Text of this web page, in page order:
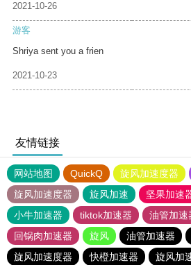
2021-10-26
游客
Shriya sent you a frien
2021-10-23
友情链接
网站地图 QuickQ 旋风加速度器
旋风加速度器
旋风加速 坚果加速
小牛加速器
tiktok加速器 油管加速
回锅肉加速器
旋风 油管加速器
旋风加速度器
快橙加速器 旋风加